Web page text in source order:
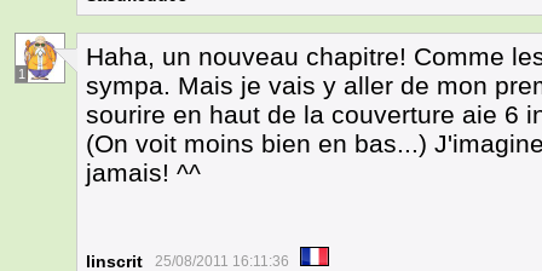
1
Haha, un nouveau chapitre! Comme
sympa. Mais je vais y aller de mon
sourire en haut de la couverture aie 6
(On voit moins bien en bas...)
jamais! ^^
linscrit 25/08/2011 16:11:36